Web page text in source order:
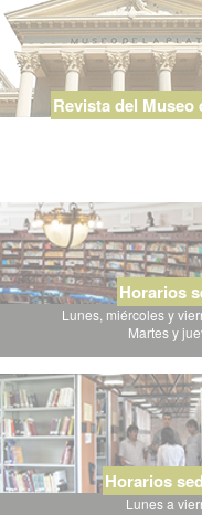
Revista del Museo
Horarios
Lunes, miércoles y
Martes y
Horarios
Lunes a